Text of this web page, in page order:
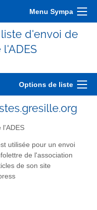
Menu Sympa
d'envoi de
Options de liste
l'ADES
utilisée pour un envoi
de l'association
de son site